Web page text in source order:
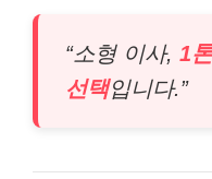
“소형 이사, 1
선택입니다.”